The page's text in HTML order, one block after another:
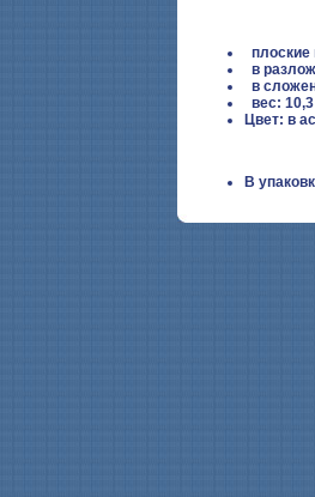
плоские
в
в
вес: 10,3
Цвет: в
В